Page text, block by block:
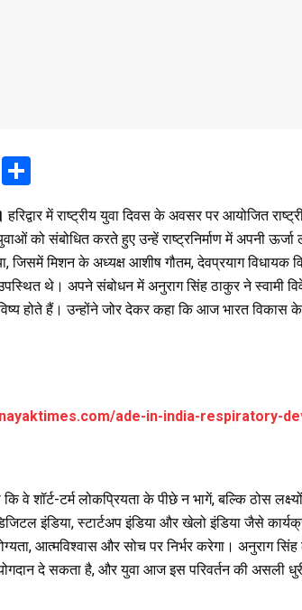
T
ar
e
हरिद्वार में राष्ट्रीय युवा दिवस के अवसर पर आयोजित
को संबोधित करते हुए उन्हें राष्ट्रनिर्माण में अपनी
जिसमें मिशन के अध्यक्ष आशीष गौतम, देवप्रयाग विधायक
थे। अपने संबोधन में अनुराग सिंह ठाकुर ने स्वामी
होते हैं। उन्होंने जोर देकर कहा कि आज भारत
ade-in-india-respiratory-
वे शॉर्ट-टर्म लोकप्रियता के पीछे न भागें, बल्कि ठोस
इंडिया, स्टार्टअप इंडिया और खेलो इंडिया जैसे
आत्मविश्वास और सोच पर निर्भर करेगा। अनुराग
योगदान दे सकता है, और युवा आज इस परिवर्तन की असली